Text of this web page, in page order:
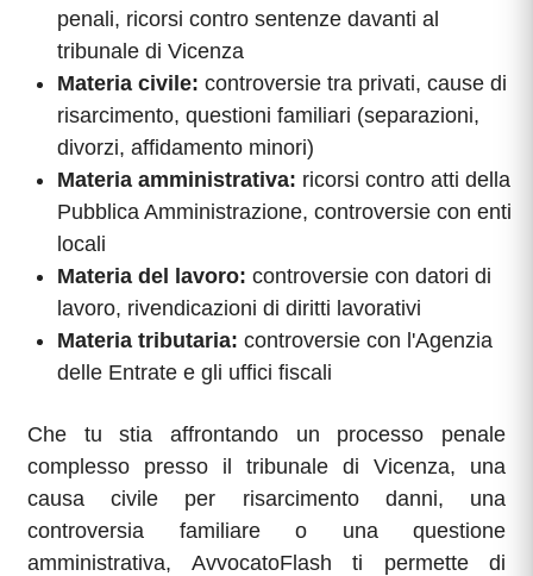
penali, ricorsi contro sentenze davanti al
tribunale di Vicenza
Materia civile: controversie tra privati, cause di
risarcimento, questioni familiari (separazioni,
divorzi, affidamento minori)
Materia amministrativa: ricorsi contro atti della
Pubblica Amministrazione, controversie con enti
locali
Materia del lavoro: controversie con datori di
lavoro, rivendicazioni di diritti lavorativi
Materia tributaria: controversie con l'Agenzia
delle Entrate e gli uffici fiscali
Che tu stia affrontando un processo penale
complesso presso il tribunale di Vicenza, una
causa civile per risarcimento danni, una
controversia familiare o una questione
amministrativa, AvvocatoFlash ti permette di